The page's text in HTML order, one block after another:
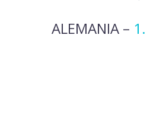
ALEMANIA – 1.